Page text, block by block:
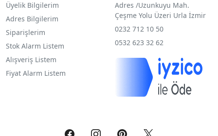
Üyelik Bilgilerim
Adres Bilgilerim
Siparişlerim
Stok Alarm Listem
Alışveriş Listem
Fiyat Alarm Listem
Adres /Uzunkuyu Mah.
Çeşme Yolu Üzeri Urla İzmir
0232 712 10 50
0532 623 32 62